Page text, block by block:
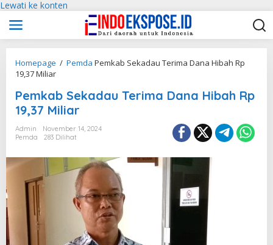
Lewati ke konten
Homepage / Pemda Pemkab Sekadau Terima Dana Hibah Rp
19,37 Miliar
Pemkab Sekadau Terima Dana Hibah Rp
19,37 Miliar
Admin
November 14, 2024
Pemda
283 Dilihat